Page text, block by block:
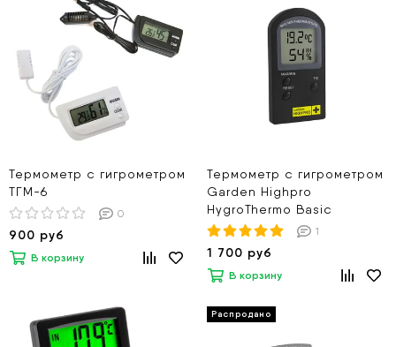
Термометр с гигрометром
ТГМ-6
0
900 руб
В корзину
Термометр с гигрометром
Garden Highpro
HygroThermo Basic
1
1 700 руб
В корзину